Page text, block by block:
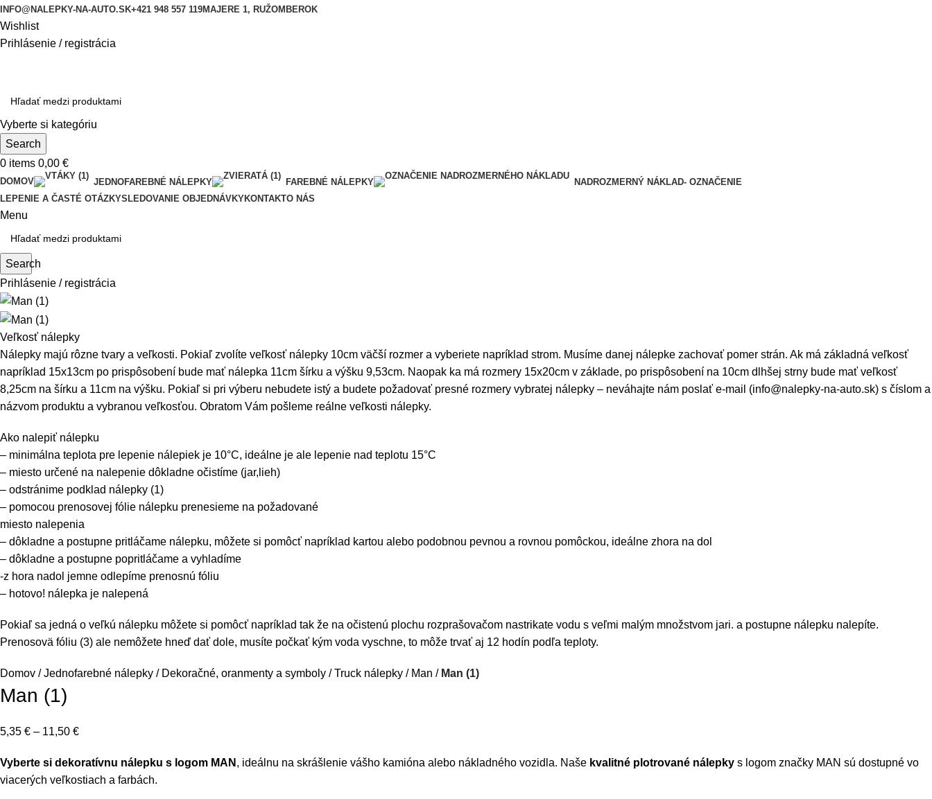
INFO@NALEPKY-NA-AUTO.SK+421 948 557 119MAJERE 1, RUŽOMBEROK
Wishlist
Prihlásenie / registrácia
Vyberte si kategóriu
Search
0 items 0,00 €
DOMOV JEDNOFAREBNÉ NÁLEPKY FAREBNÉ NÁLEPKY
NADROZMERNÝ NÁKLAD- OZNAČENIE
LEPENIE A ČASTÉ OTÁZKYSLEDOVANIE OBJEDNÁVKYKONTAKTO NÁS
Menu
Search
Prihlásenie / registrácia
Veľkosť nálepky
Nálepky majú rôzne tvary a veľkosti. Pokiaľ zvolíte veľkosť nálepky 10cm väčší rozmer a vyberiete napríklad strom. Musíme danej nálepke zachovať pomer strán. Ak má základná veľkosť
napríklad 15x13cm po prispôsobení bude mať nálepka 11cm šírku a výšku 9,53cm. Naopak ka má rozmery 15x20cm v základe, po prispôsobení na 10cm dlhšej strny bude mať veľkosť
8,25cm na šírku a 11cm na výšku. Pokiaľ si pri výberu nebudete istý a budete požadovať presné rozmery vybratej nálepky – neváhajte nám poslať e-mail (info@nalepky-na-auto.sk) s číslom a
názvom produktu a vybranou veľkosťou. Obratom Vám pošleme reálne veľkosti nálepky.
Ako nalepiť nálepku
– minimálna teplota pre lepenie nálepiek je 10°C, ideálne je ale lepenie nad teplotu 15°C
– miesto určené na nalepenie dôkladne očistíme (jar,lieh)
– odstránime podklad nálepky (1)
– pomocou prenosovej fólie nálepku prenesieme na požadované
miesto nalepenia
– dôkladne a postupne pritláčame nálepku, môžete si pomôcť napríklad kartou alebo podobnou pevnou a rovnou pomôckou, ideálne zhora na dol
– dôkladne a postupne popritláčame a vyhladíme
-z hora nadol jemne odlepíme prenosnú fóliu
– hotovo! nálepka je nalepená
Pokiaľ sa jedná o veľkú nálepku môžete si pomôcť napríklad tak že na očistenú plochu rozprašovačom nastrikate vodu s veľmi malým množstvom jari. a postupne nálepku nalepíte.
Prenosovä fóliu (3) ale nemôžete hneď dať dole, musíte počkať kým voda vyschne, to môže trvať aj 12 hodín podľa teploty.
Domov Jednofarebné nálepky Dekoračné, oranmenty a symboly Truck nálepky Man Man (1)
Man (1)
5,35 € – 11,50 €
Vyberte si dekoratívnu nálepku s logom MAN , ideálnu na skrášlenie vášho kamióna alebo nákladného vozidla. Naše kvalitné plotrované nálepky s logom značky MAN sú dostupné vo
viacerých veľkostiach a farbách.